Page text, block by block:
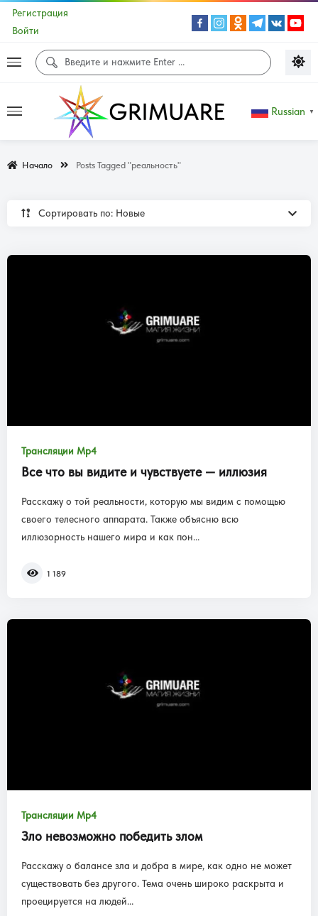
Регистрация
Войти
Russian ▼
Начало Posts Tagged "реальность"
Сортировать по: Новые
Трансляции Mp4
Все что вы видите и чувствуете — иллюзия
Расскажу о той реальности, которую мы видим с помощью
своего телесного аппарата. Также объясню всю
иллюзорность нашего мира и как пон...
1 189
Трансляции Mp4
Зло невозможно победить злом
Расскажу о балансе зла и добра в мире, как одно не может
существовать без другого. Тема очень широко раскрыта и
проецируется на людей...